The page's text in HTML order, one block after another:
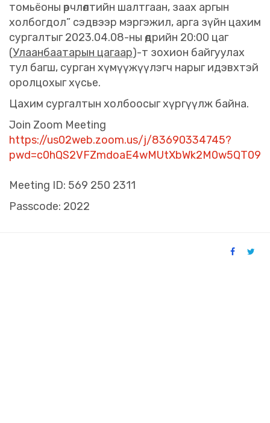
томьёоны өөрчлөлтийн шалтгаан, заах аргын
холбогдол” сэдвээр мэргэжил, арга зүйн цахим
сургалтыг 2023.04.08-ны өдрийн 20:00 цаг
(Улаанбаатарын цагаар)-т зохион байгуулах
тул багш, сурган хүмүүжүүлэгч нарыг идэвхтэй
оролцохыг хүсье.
Цахим сургалтын холбоосыг хүргүүлж байна.
Join Zoom Meeting
https://us02web.zoom.us/j/83690334745?
pwd=c0hQS2VFZmdoaE4wMUtXbWk2M0w5QT09
Meeting ID: 569 250 2311
Passcode: 2022